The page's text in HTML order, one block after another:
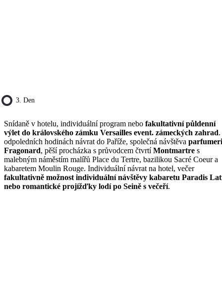
3. Den
Snídaně v hotelu, individuální program nebo fakultativní půldenní
výlet do královského zámku Versailles event. zámeckých zahrad
odpoledních hodinách návrat do Paříže, společná návštěva
Fragonard, pěší procházka s průvodcem čtvrtíMontmartre s
malebným náměstím malířů Place du Tertre, bazilikou Sacré Coeur a
kabaretem Moulin Rouge. Individuální návrat na hotel, večer
fakultativně možnost individuální návštěvy kabaretu Paradis
nebo romantické projížďky lodí po Seině s večeří.